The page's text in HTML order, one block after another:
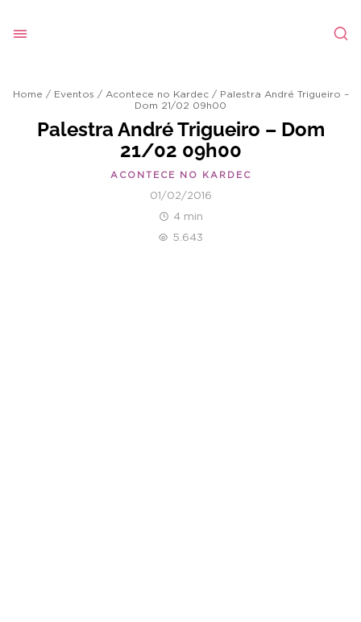
Home / Eventos / Acontece no Kardec/ Palestra André Trigueiro –
Dom 21/02 09h00
Palestra André Trigueiro – Dom
21/02 09h00
ACONTECE NO KARDEC
01/02/2016
4 min
5.643